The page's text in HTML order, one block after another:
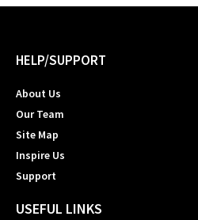
HELP/SUPPORT
About Us
Our Team
Site Map
Inspire Us
Support
USEFUL LINKS